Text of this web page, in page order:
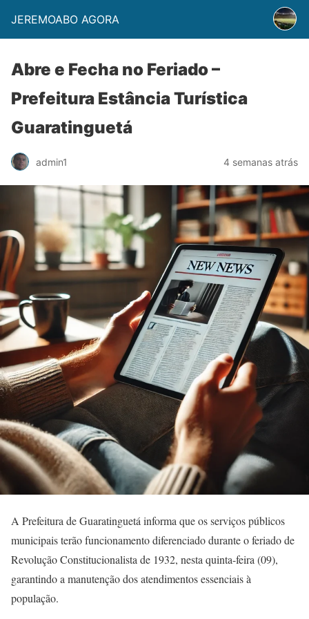
JEREMOABO AGORA
Abre e Fecha no Feriado –
Prefeitura Estância Turística
Guaratinguetá
admin1 4 semanas atrás
A Prefeitura de Guaratinguetá informa que os serviços públicos
municipais terão funcionamento diferenciado durante o feriado de
Revolução Constitucionalista de 1932, nesta quinta-feira (09),
garantindo a manutenção dos atendimentos essenciais à
população.